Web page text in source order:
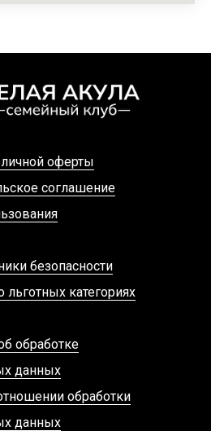
оферты
соглашение
безопасности
категориях
обработке
данных
обработки
данных